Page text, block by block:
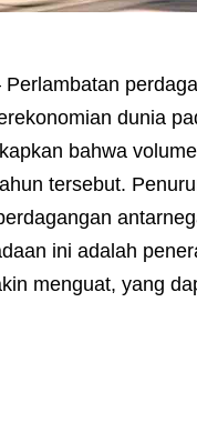
Perlambatan
dunia
bahwa
tersebut.
ini adalah
menguat, yang